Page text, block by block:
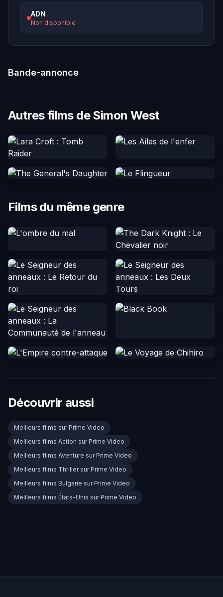
ADN
Non disponible
Bande-annonce
Autres films de Simon West
Films du même genre
Découvrir aussi
Meilleurs films sur Prime Video
Meilleurs films Action sur Prime Video
Meilleurs films Aventure sur Prime Video
Meilleurs films Thriller sur Prime Video
Meilleurs films Bulgarie sur Prime Video
Meilleurs films États-Unis sur Prime Video